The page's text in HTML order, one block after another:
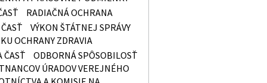
RADIAČNÁ OCHRANA
VÝKON ŠTÁTNEJ SPRÁVY
OCHRANY ZDRAVIA
ČASŤ
ODBORNÁ SPÔSOBILOSŤ
ÚRADOV VEREJNÉHO